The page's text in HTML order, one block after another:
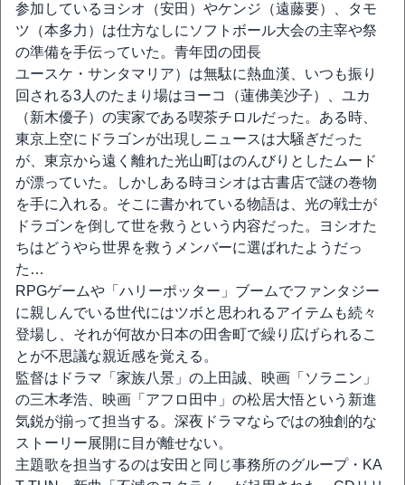
参加しているヨシオ（安田）やケンジ（遠藤要）、タモ
ツ（本多力）は仕方なしにソフトボール大会の主宰や祭
の準備を手伝っていた。青年団の団長
ユースケ・サンタマリア）は無駄に熱血漢、いつも振り
回される3人のたまり場はヨーコ（蓮佛美沙子）、ユカ
（新木優子）の実家である喫茶チロルだった。ある時、
東京上空にドラゴンが出現しニュースは大騒ぎだった
が、東京から遠く離れた光山町はのんびりとしたムード
が漂っていた。しかしある時ヨシオは古書店で謎の巻物
を手に入れる。そこに書かれている物語は、光の戦士が
ドラゴンを倒して世を救うという内容だった。ヨシオた
ちはどうやら世界を救うメンバーに選ばれたようだっ
た…
RPGゲームや「ハリーポッター」ブームでファンタジー
に親しんでいる世代にはツボと思われるアイテムも続々
登場し、それが何故か日本の田舎町で繰り広げられるこ
とが不思議な親近感を覚える。
監督はドラマ「家族八景」の上田誠、映画「ソラニン」
の三木孝浩、映画「アフロ田中」の松居大悟という新進
気鋭が揃って担当する。深夜ドラマならではの独創的な
ストーリー展開に目が離せない。
主題歌を担当するのは安田と同じ事務所のグループ・KA